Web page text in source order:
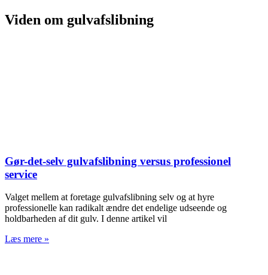
Viden om gulvafslibning
Gør-det-selv gulvafslibning versus professionel
service
Valget mellem at foretage gulvafslibning selv og at hyre
professionelle kan radikalt ændre det endelige udseende og
holdbarheden af dit gulv. I denne artikel vil
Læs mere »